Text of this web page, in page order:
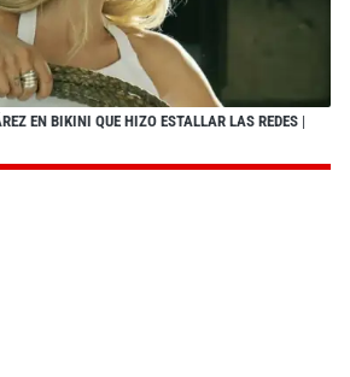
EN BIKINI QUE HIZO ESTALLAR LAS REDES |